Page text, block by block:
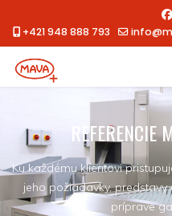
+421 948 888 793
REFERENCIE
Ku každému klientovi
jeho požiadavky,
príprave